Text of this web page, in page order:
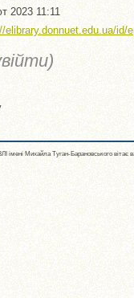
2023 11:11
elibrary.donnuet.edu.ua/id/
Михайла Туган-Барановського вітає